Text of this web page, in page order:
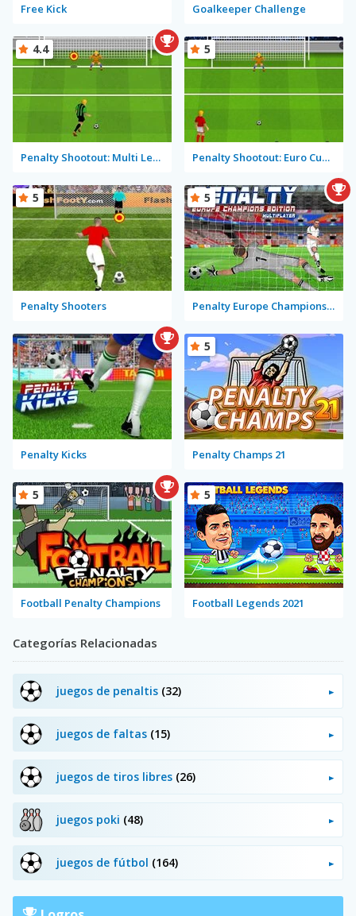
Free Kick Goalkeeper Challenge
Penalty Shootout: Multi League
4.4
Penalty Shootout: Euro Cup 2016
5
Penalty Shooters
5
Penalty Europe Champions Edition Multiplayer
5
Penalty Kicks Penalty Champs 21
5
Football Penalty Champions
5
Football Legends 2021
5
Categorías Relacionadas
juegos de penaltis (32)
juegos de faltas (15)
juegos de tiros libres (26)
juegos poki (48)
juegos de fútbol (164)